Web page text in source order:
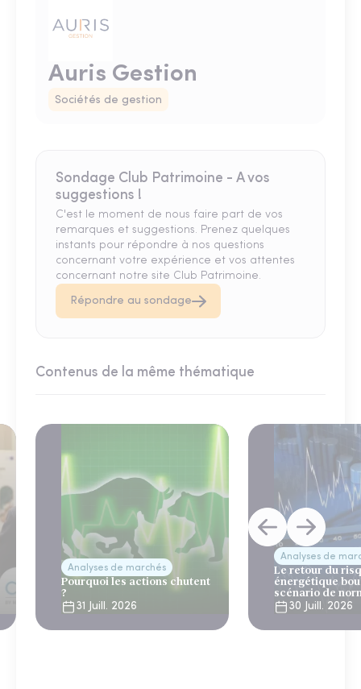
Auris Gestion
Sociétés de gestion
Sondage Club Patrimoine - A vos
suggestions !
C'est le moment de nous faire part de vos
remarques et suggestions. Prenez quelques
instants pour répondre à nos questions
concernant votre expérience et vos attentes
concernant notre site Club Patrimoine.
Répondre au sondage
Contenus de la même thématique
Analyses de marchés
Pourquoi les actions chutent
?
31 Juill. 2026
Analyses de
Le retour du
énergétique
scénario de
30 Juill. 2026